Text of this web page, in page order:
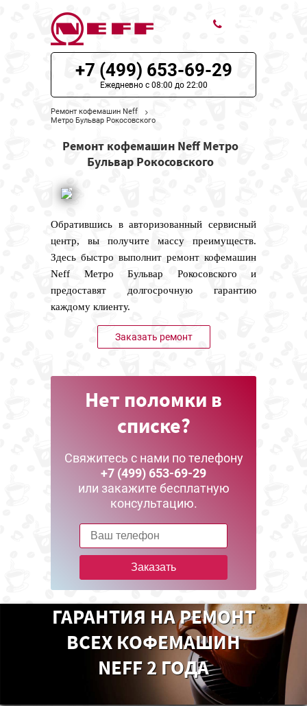
ЦЕНЫ НА РЕМОНТ
НАШИ КОНТАКТЫ
+7 (499) 653-69-29
Ежедневно с 08:00 до 22:00
Ремонт кофемашин Neff
Метро Бульвар Рокосовского
Ремонт кофемашин Neff Метро
Бульвар Рокосовского
Обратившись в авторизованный сервисный
центр, вы получите массу преимуществ.
Здесь быстро выполнит ремонт кофемашин
Neff Метро Бульвар Рокосовского и
предоставят долгосрочную гарантию
каждому клиенту.
Заказать ремонт
Нет поломки в
списке?
Свяжитесь с нами по телефону
+7 (499) 653-69-29
или закажите бесплатную
консультацию.
Заказать
ГАРАНТИЯ НА РЕМОНТ
ВСЕХ КОФЕМАШИН
NEFF 2 ГОДА